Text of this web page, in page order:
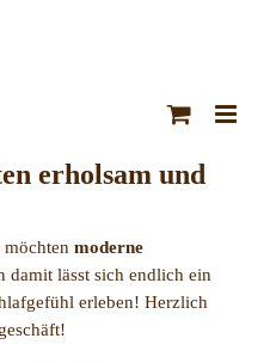
erholsam und
möchten moderne
damit lässt sich endlich ein
erleben! Herzlich